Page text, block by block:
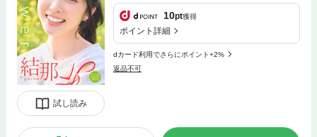
試し読み
10pt獲得
ポイント詳細
dカード利用でさらにポイント+2%
返品不可